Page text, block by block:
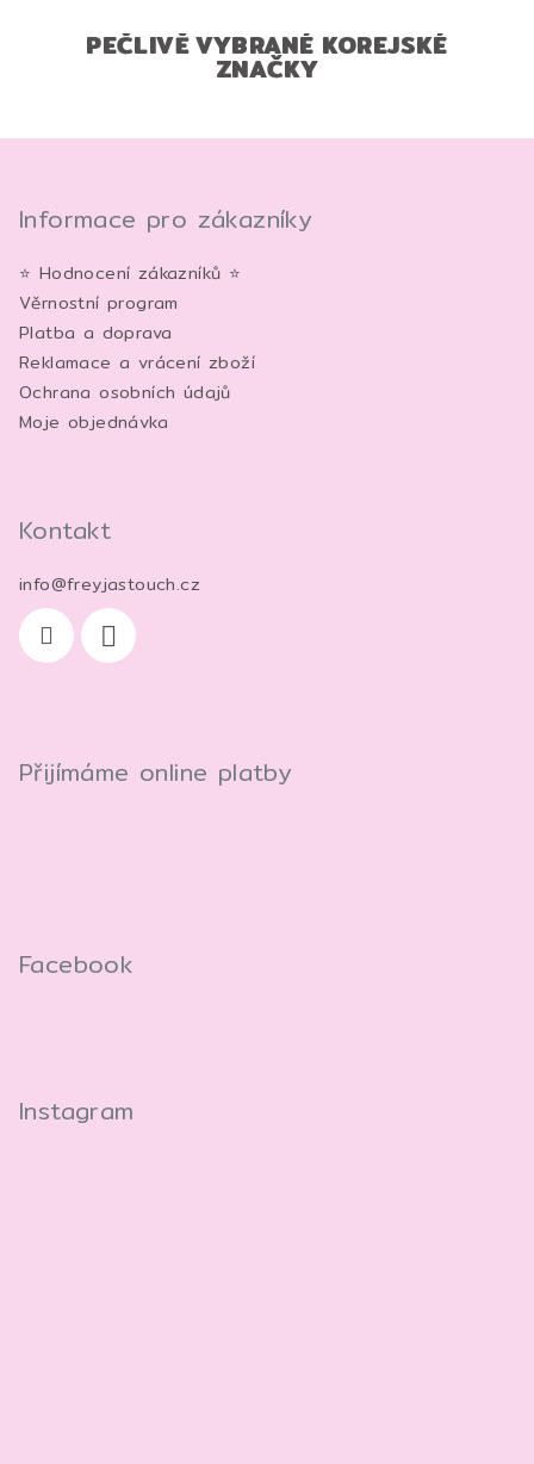
PEČLIVĚ VYBRANÉ KOREJSKÉ
ZNAČKY
Z
Informace pro zákazníky
⭐ Hodnocení zákazníků ⭐
Věrnostní program
Platba a doprava
Reklamace a vrácení zboží
Ochrana osobních údajů
Moje objednávka
Kontakt
info@freyjastouch.cz
Přijímáme online platby
Facebook
Instagram